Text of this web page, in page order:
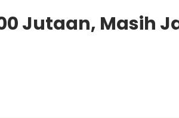
Jutaan, Masih